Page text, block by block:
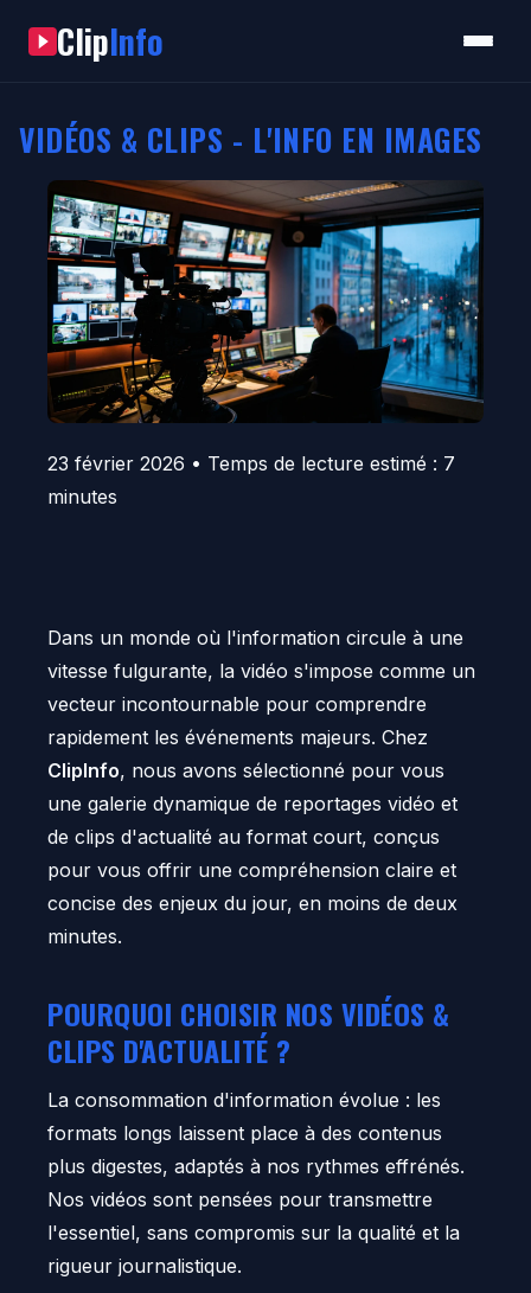
ClipInfo
VIDÉOS & CLIPS - L'INFO EN IMAGES
23 février 2026 • Temps de lecture estimé : 7
minutes
Dans un monde où l'information circule à une
vitesse fulgurante, la vidéo s'impose comme un
vecteur incontournable pour comprendre
rapidement les événements majeurs. Chez
ClipInfo, nous avons sélectionné pour vous
une galerie dynamique de reportages vidéo et
de clips d'actualité au format court, conçus
pour vous offrir une compréhension claire et
concise des enjeux du jour, en moins de deux
minutes.
POURQUOI CHOISIR NOS VIDÉOS &
CLIPS D'ACTUALITÉ ?
La consommation d'information évolue : les
formats longs laissent place à des contenus
plus digestes, adaptés à nos rythmes effrénés.
Nos vidéos sont pensées pour transmettre
l'essentiel, sans compromis sur la qualité et la
rigueur journalistique.